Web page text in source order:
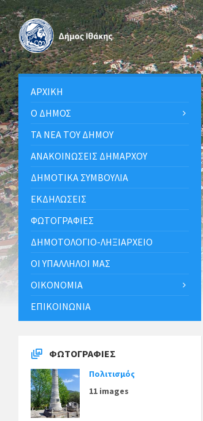
ΑΡΧΙΚΉ
Ο ΔΉΜΟΣ
ΤΑ ΝΈΑ ΤΟΥ ΔΉΜΟΥ
ΑΝΑΚΟΙΝΩΣΕΙΣ ΔΗΜΑΡΧΟΥ
ΔΗΜΟΤΙΚΆ ΣΥΜΒΟΎΛΙΑ
ΕΚΔΗΛΏΣΕΙΣ
ΦΩΤΟΓΡΑΦΊΕΣ
ΔΗΜΟΤΟΛΌΓΙΟ-ΛΗΞΙΑΡΧΕΊΟ
ΟΙ ΥΠΆΛΛΗΛΟΙ ΜΑΣ
ΟΙΚΟΝΟΜΊΑ
ΕΠΙΚΟΙΝΩΝΊΑ
ΦΩΤΟΓΡΑΦΊΕΣ
Πολιτισμός
11 images